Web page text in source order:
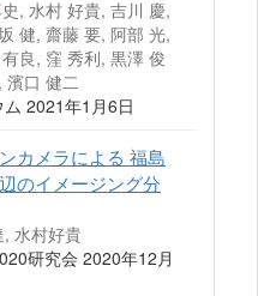
, 水村 好貴, 吉川 慶,
健, 齋藤 要, 阿部 光,
良, 窪 秀利, 黒澤 俊
濱口 健二
2021年1月6日
カメラによる 福島
のイメージング分
水村好貴
研究会 2020年12月